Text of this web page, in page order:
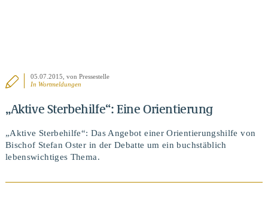
05.07.2015, von Pressestelle
InWortmeldungen
„Aktive Sterbehilfe“: Eine Orientierung
„Aktive Sterbehilfe“: Das Angebot einer Orientierungshilfe von
Bischof Stefan Oster in der Debatte um ein buchstäblich
lebenswichtiges Thema.